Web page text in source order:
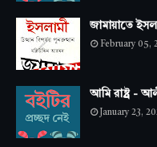
জামায়াতে
February 05,
আমি রাষ্ট্র -
January 23,